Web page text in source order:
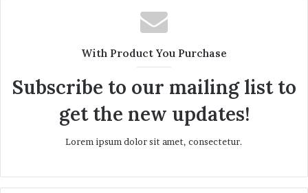
s
i
e
With Product You Purchase
Subscribe to our mailing list to
get the new updates!
Lorem ipsum dolor sit amet, consectetur.